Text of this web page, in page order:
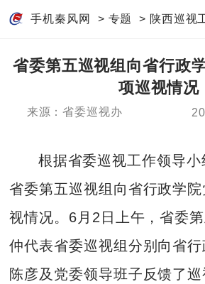
手机秦风网 > 专题 > 陕西巡视
省委第五巡视组向省行政
项巡视情况
来源：省委巡视办
根据省委巡视工作领导小
省委第五巡视组向省行政学
视情况。6月2日上午，省委
仲代表省委巡视组分别向省
陈彦及党委领导班子反馈了